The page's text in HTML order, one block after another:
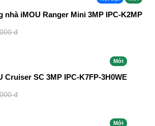
nhà iMOU Ranger Mini 3MP IPC-K2MP
đ
Mới
Cruiser SC 3MP IPC-K7FP-3H0WE
đ
Mới